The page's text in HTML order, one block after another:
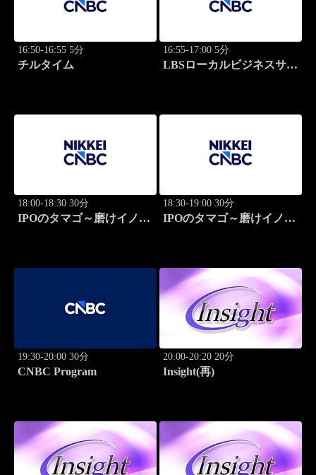
16:50-16:55 5分
チルタイム
16:55-17:00 5分
LBSローカルビジネスサテ
18:00-18:30 30分
IPOのタマゴ～磨けイノベ
18:30-19:00 30分
IPOのタマゴ～磨けイノベ
19:30-20:00 30分
CNBC Program
20:00-20:20 20分
Insight(再)